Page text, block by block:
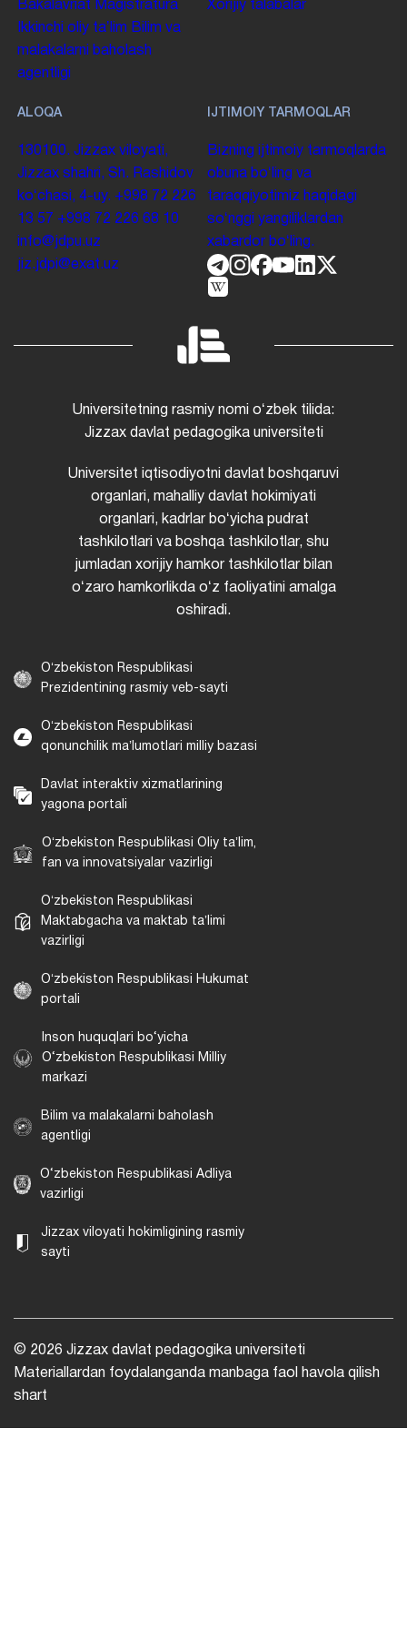
Bakalavriat Magistratura
Ikkinchi oliy taʼlim Bilim va
malakalarni baholash
agentligi
Xorijiy talabalar
ALOQA
130100. Jizzax viloyati,
Jizzax shahri, Sh. Rashidov
koʻchasi, 4-uy. +998 72 226
13 57 +998 72 226 68 10
info@jdpu.uz
jiz.jdpi@exat.uz
IJTIMOIY TARMOQLAR
Bizning ijtimoiy tarmoqlarda
obuna boʻling va
taraqqiyotimiz haqidagi
soʻnggi yangiliklardan
xabardor boʻling.
Universitetning rasmiy nomi oʻzbek tilida:
Jizzax davlat pedagogika universiteti
Universitet iqtisodiyotni davlat boshqaruvi
organlari, mahalliy davlat hokimiyati
organlari, kadrlar boʻyicha pudrat
tashkilotlari va boshqa tashkilotlar, shu
jumladan xorijiy hamkor tashkilotlar bilan
oʻzaro hamkorlikda oʻz faoliyatini amalga
oshiradi.
Oʻzbekiston Respublikasi
Prezidentining rasmiy veb-sayti
Oʻzbekiston Respublikasi
qonunchilik maʼlumotlari milliy bazasi
Davlat interaktiv xizmatlarining
yagona portali
Oʻzbekiston Respublikasi Oliy taʼlim,
fan va innovatsiyalar vazirligi
Oʻzbekiston Respublikasi
Maktabgacha va maktab taʼlimi
vazirligi
Oʻzbekiston Respublikasi Hukumat
portali
Inson huquqlari bo‘yicha
O‘zbekiston Respublikasi Milliy
markazi
Bilim va malakalarni baholash
agentligi
O‘zbekiston Respublikasi Adliya
vazirligi
Jizzax viloyati hokimligining rasmiy
sayti
© 2026 Jizzax davlat pedagogika universiteti
Materiallardan foydalanganda manbaga faol havola qilish
shart